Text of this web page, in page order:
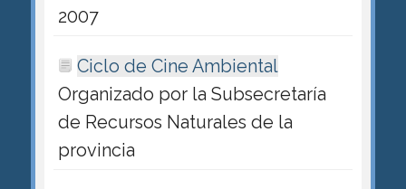
2007
Ciclo de Cine Ambiental
Organizado por la Subsecretaría
de Recursos Naturales de la
provincia